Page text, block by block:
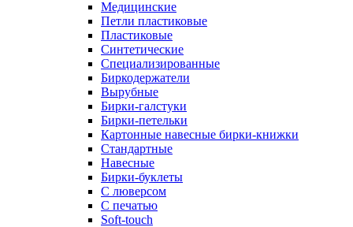
Медицинские
Петли пластиковые
Пластиковые
Синтетические
Специализированные
Биркодержатели
Вырубные
Бирки-галстуки
Бирки-петельки
Картонные навесные бирки-книжки
Стандартные
Навесные
Бирки-буклеты
С люверсом
С печатью
Soft-touch